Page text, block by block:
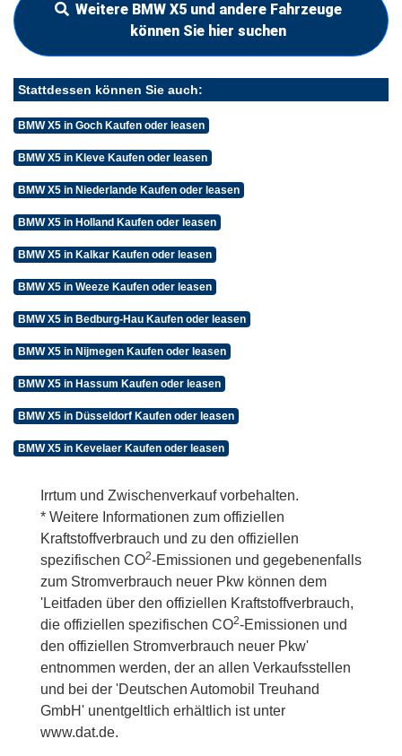
Weitere BMW X5 und andere Fahrzeuge
können Sie hier suchen
Stattdessen können Sie auch:
BMW X5 in Goch Kaufen oder leasen
BMW X5 in Kleve Kaufen oder leasen
BMW X5 in Niederlande Kaufen oder leasen
BMW X5 in Holland Kaufen oder leasen
BMW X5 in Kalkar Kaufen oder leasen
BMW X5 in Weeze Kaufen oder leasen
BMW X5 in Bedburg-Hau Kaufen oder leasen
BMW X5 in Nijmegen Kaufen oder leasen
BMW X5 in Hassum Kaufen oder leasen
BMW X5 in Düsseldorf Kaufen oder leasen
BMW X5 in Kevelaer Kaufen oder leasen
Irrtum und Zwischenverkauf vorbehalten.
* Weitere Informationen zum offiziellen
Kraftstoffverbrauch und zu den offiziellen
spezifischen CO2-Emissionen und gegebenenfalls
zum Stromverbrauch neuer Pkw können dem
'Leitfaden über den offiziellen Kraftstoffverbrauch,
die offiziellen spezifischen CO2-Emissionen und
den offiziellen Stromverbrauch neuer Pkw'
entnommen werden, der an allen Verkaufsstellen
und bei der 'Deutschen Automobil Treuhand
GmbH' unentgeltlich erhältlich ist unter
www.dat.de.